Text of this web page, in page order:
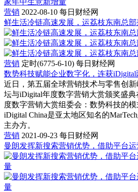
营销 2022-08-10 每日财经网
鲜生活冷链高速发展，运荔枝东南总部
营销 定时(6775-6-10) 每日财经网
数势科技赋能企业数字化，连获
近日，第五届全球营销技术与零售创
坛与iDigital年度数字营销大赏颁奖盛
度数字营销大赏组委会：数势科技的
iDigital China是亚太地区知名的
主办方。
营销 2021-09-23 每日财经网
曼朗发挥新搜索营销优势，借助平台